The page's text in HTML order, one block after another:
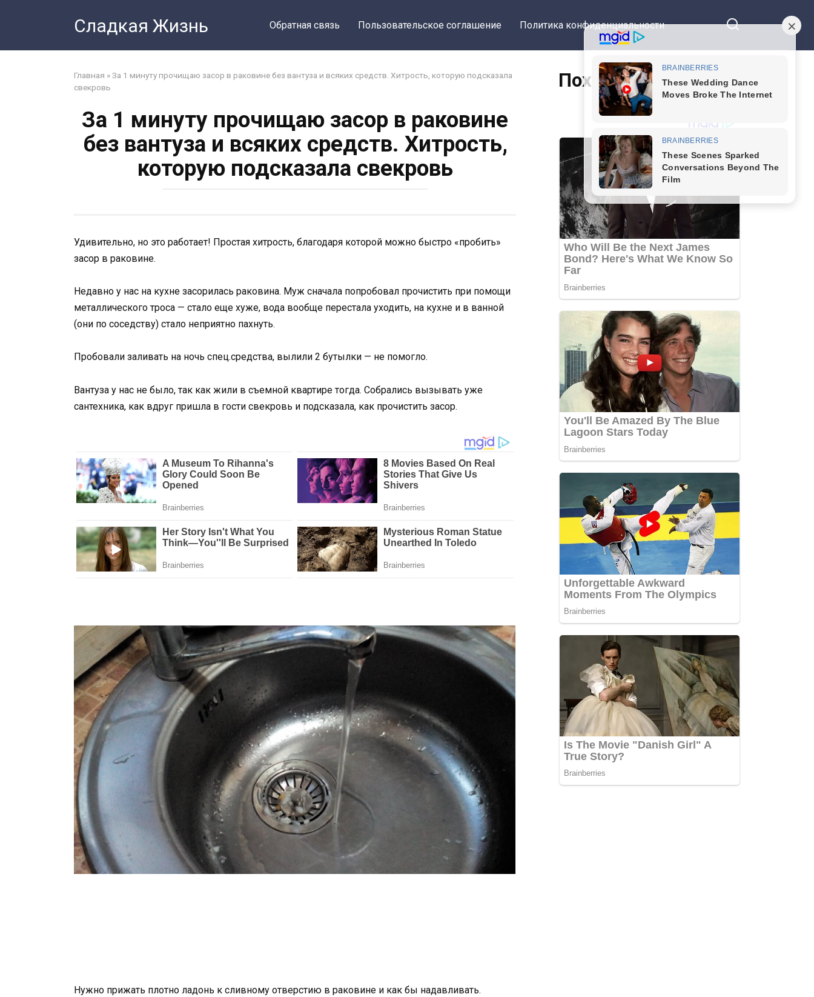
Сладкая Жизнь Обратная связь Пользовательское соглашение Политика конфиденциальности
Главная »За 1 минуту прочищаю засор в раковине без вантуза и всяких средств. Хитрость, которую подсказала
свекровь
За 1 минуту прочищаю засор в раковине
без вантуза и всяких средств. Хитрость,
которую подсказала свекровь
Удивительно, но это работает! Простая хитрость, благодаря которой можно быстро «пробить»
засор в раковине.
Недавно у нас на кухне засорилась раковина. Муж сначала попробовал прочистить при помощи
металлического троса — стало еще хуже, вода вообще перестала уходить, на кухне и в ванной
(они по соседству) стало неприятно пахнуть.
Пробовали заливать на ночь спец.средства, вылили 2 бутылки — не помогло.
Вантуза у нас не было, так как жили в съемной квартире тогда. Собрались вызывать уже
сантехника, как вдруг пришла в гости свекровь и подсказала, как прочистить засор.
Нужно прижать плотно ладонь к сливному отверстию в раковине и как бы надавливать.
Похожие статьи